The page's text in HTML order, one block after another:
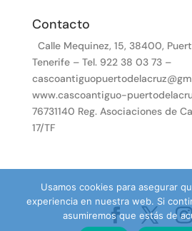
Contacto
Calle Mequinez, 15, 38400,
Tenerife – Tel. 922 38 03 73 –
www.cascoantiguo-
76731140 Reg. Asociaciones de
17/TF
Usamos cookies para asegurar
experiencia en nuestra web. Si
asumiremos que estás de